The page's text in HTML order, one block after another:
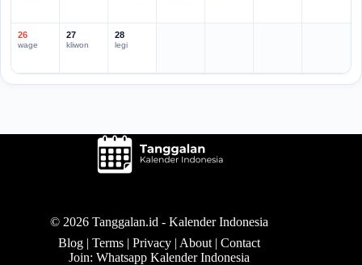
26
wage
27
kliwon
28
legi
© 2026 Tanggalan.id -Kalender Indonesia
Blog |Terms |Privacy | About |Contact
Join: Whatsapp Kalender Indonesia